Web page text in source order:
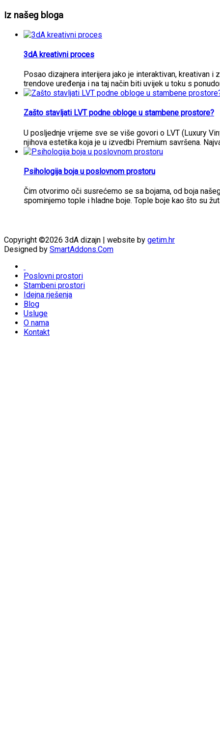
Iz našeg bloga
3dA kreativni proces
Posao dizajnera interijera jako je interaktivan, kreativan
trendove uređenja i na taj način biti uvijek u toku s
Zašto stavljati LVT podne obloge u stambene prostore?
U posljednje vrijeme sve se više govori o LVT (Luxury
njihova estetika koja je u izvedbi Premium savršena.
Psihologija boja u poslovnom prostoru
Čim otvorimo oči susrećemo se sa bojama, od boja
spominjemo tople i hladne boje. Tople boje kao što su
Copyright ©2026 3dA dizajn | website by getim.hr
Designed by SmartAddons.Com
Poslovni prostori
Stambeni prostori
Idejna rješenja
Blog
Usluge
O nama
Kontakt